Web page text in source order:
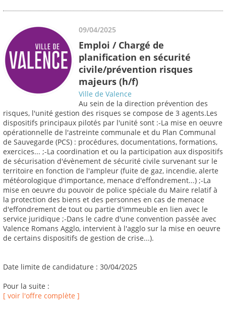
09/04/2025
Emploi / Chargé de
planification en sécurité
civile/prévention risques
majeurs (h/f)
Ville de Valence
Au sein de la direction prévention des
risques, l'unité gestion des risques se compose de 3 agents.Les
dispositifs principaux pilotés par l'unité sont :-La mise en oeuvre
opérationnelle de l'astreinte communale et du Plan Communal
de Sauvegarde (PCS) : procédures, documentations, formations,
exercices... ;-La coordination et ou la participation aux dispositifs
de sécurisation d'évènement de sécurité civile survenant sur le
territoire en fonction de l'ampleur (fuite de gaz, incendie, alerte
météorologique d'importance, menace d'effondrement...) ;-La
mise en oeuvre du pouvoir de police spéciale du Maire relatif à
la protection des biens et des personnes en cas de menace
d'effondrement de tout ou partie d'immeuble en lien avec le
service juridique ;-Dans le cadre d'une convention passée avec
Valence Romans Agglo, intervient à l'agglo sur la mise en oeuvre
de certains dispositifs de gestion de crise...).
Date limite de candidature : 30/04/2025
Pour la suite :
[ voir l'offre complète ]